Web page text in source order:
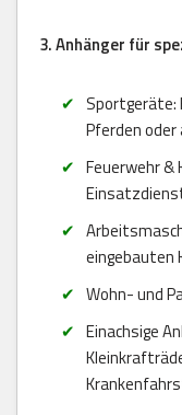
3. Anhänger für
Sportgeräte:
Pferden
Feuerwehr
eingebauten
Wohn- und
Einachsige